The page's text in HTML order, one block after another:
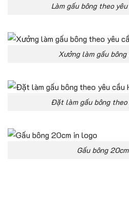
Làm gấu bông theo
Xưởng làm gấu
Đặt làm gấu bông theo
Gấu bông